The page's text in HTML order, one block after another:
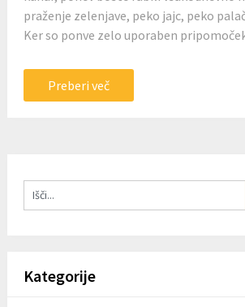
praženje zelenjave, peko jajc, peko
Ker so ponve zelo uporaben
Preberi več
Kategorije